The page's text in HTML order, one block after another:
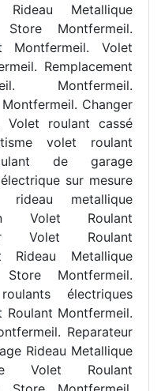
Rideau Metallique
Store Montfermeil.
Montfermeil. Volet
Remplacement
Montfermeil.
Changer
Volet roulant cassé
volet roulant
de garage
sur mesure
rideau metallique
Volet Roulant
Volet Roulant
Rideau Metallique
Montfermeil.
électriques
Roulant Montfermeil.
Reparateur
Rideau Metallique
Volet Roulant